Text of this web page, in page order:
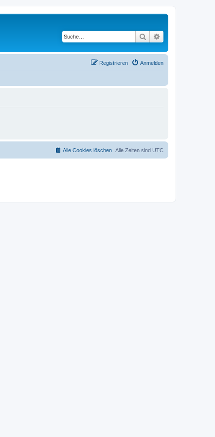
Suche
Anmelden
Registrieren
Alle Zeiten sind UTC
Alle Cookies löschen